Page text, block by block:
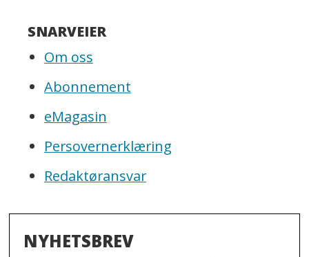
SNARVEIER
Om oss
Abonnement
eMagasin
Persovernerklæring
Redaktøransvar
NYHETSBREV